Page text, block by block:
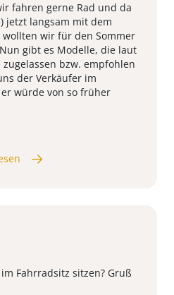
fahren gerne Rad und da
jetzt langsam mit dem
wir für den Sommer
gibt es Modelle, die laut
bzw. empfohlen
der Verkäufer im
würde von so früher
Fahrradsitz sitzen? Gruß